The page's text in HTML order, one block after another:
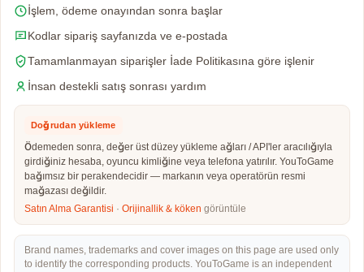
İşlem, ödeme onayından sonra başlar
Kodlar sipariş sayfanızda ve e-postada
Tamamlanmayan siparişler İade Politikasına göre işlenir
İnsan destekli satış sonrası yardım
Doğrudan yükleme
Ödemeden sonra, değer üst düzey yükleme ağları / API'ler aracılığıyla
girdiğiniz hesaba, oyuncu kimliğine veya telefona yatırılır. YouToGame
bağımsız bir perakendecidir — markanın veya operatörün resmi
mağazası değildir.
Satın Alma Garantisi · Orijinallik & köken görüntüle
Brand names, trademarks and cover images on this page are used only
to identify the corresponding products. YouToGame is an independent